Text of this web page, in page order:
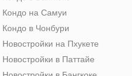
Кондо на Самуи
Кондо в Чонбури
Новостройки на Пхукете
Новостройки в Паттайе